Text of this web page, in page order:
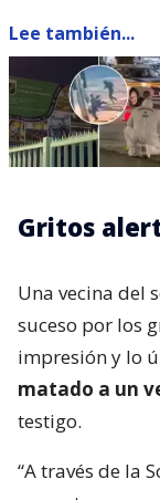
Lee también...
Gritos
Una vecina del
suceso por los
impresión y lo
matado a un
testigo.
“A través de la